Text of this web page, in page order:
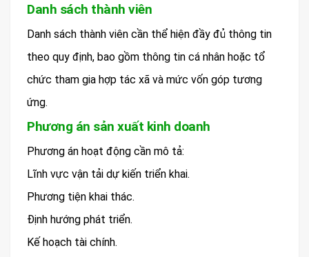
Danh sách thành viên
Danh sách thành viên cần thể hiện đầy đủ thông tin
theo quy định, bao gồm thông tin cá nhân hoặc tổ
chức tham gia hợp tác xã và mức vốn góp tương
ứng.
Phương án sản xuất kinh doanh
Phương án hoạt động cần mô tả:
Lĩnh vực vận tải dự kiến triển khai.
Phương tiện khai thác.
Định hướng phát triển.
Kế hoạch tài chính.